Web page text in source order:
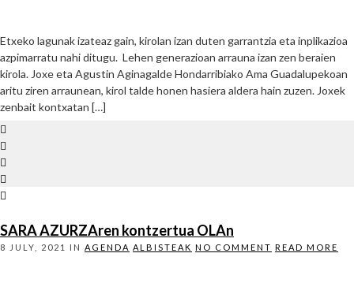
Etxeko lagunak izateaz gain, kirolan izan duten garrantzia eta inplikazioa
azpimarratu nahi ditugu. Lehen generazioan arrauna izan zen beraien
kirola. Joxe eta Agustin Aginagalde Hondarribiako Ama Guadalupekoan
aritu ziren arraunean, kirol talde honen hasiera aldera hain zuzen. Joxek
zenbait kontxatan […]
SARA AZURZAren kontzertua OLAn
8 JULY, 2021 IN AGENDA ALBISTEAK NO COMMENT READ MORE